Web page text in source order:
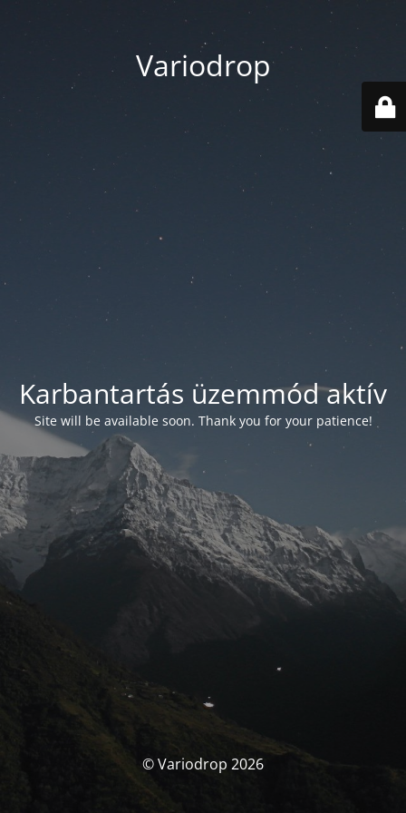
Variodrop
Karbantartás üzemmód aktív
Site will be available soon. Thank you for your patience!
© Variodrop 2026